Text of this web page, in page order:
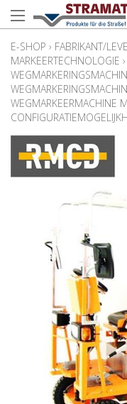
E-SHOP › FABRIKANT/
MARKEERTECHNOLOGIE ›
WEGMARKEERMACHINE